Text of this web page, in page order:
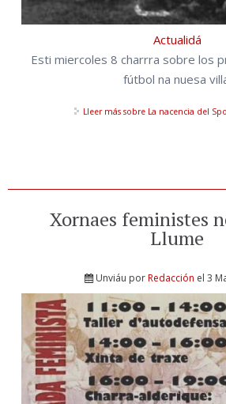
Actualidá
Esti miercoles 8 charrra sobre los
fútbol na nuesa
Lleer más sobre La nacencia del
Xornaes feministes
Llume
Unviáu porRedacción el 3